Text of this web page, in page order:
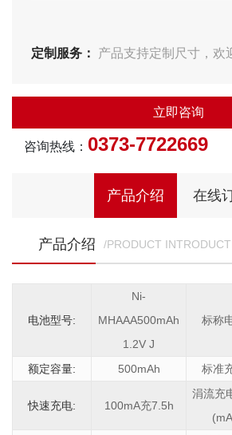
定制服务： 产品支持定制尺寸，欢
立即咨询
咨询热线： 0373-7722669
产品介绍 在线
产品介绍 /PRODUCT
电池型号:
Ni-
MHAAA500mAh
1.2V J
标称
额定容量: 500mAh 标准
快速充电: 100mA充7.5h
涓流充